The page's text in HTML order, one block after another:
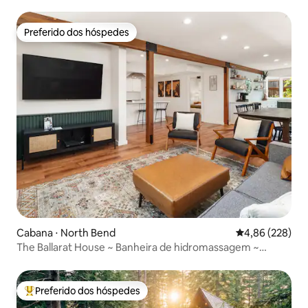
Preferido dos hóspedes
Preferido dos hóspedes
Cabana ⋅ North Bend 4,86 de uma
4,86 (228)
The Ballarat House ~ Banheira de hidromassagem ~
Entre os melhores preferidos dos hóspedes
Preferido dos hóspedes